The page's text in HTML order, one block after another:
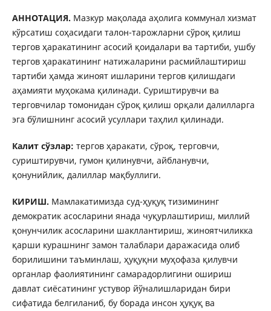
АННОТАЦИЯ. Мазкур мақолада аҳолига коммунал хизмат
кўрсатиш соҳасидаги талон-тарожларни сўроқ қилиш
тергов ҳаракатининг асосий қоидалари ва тартиби, ушбу
тергов ҳаракатининг натижаларини расмийлаштириш
тартиби ҳамда жиноят ишларини тергов қилишдаги
аҳамияти муҳокама қилинади. Суриштирувчи ва
терговчилар томонидан сўроқ қилиш орқали далилларга
эга бўлишнинг асосий усуллари таҳлил қилинади.
Калит сўзлар: тергов ҳаракати, сўроқ, терговчи,
суриштирувчи, гумон қилинувчи, айбланувчи,
қонунийлик, далиллар мақбуллиги.
КИРИШ. Мамлакатимизда суд-ҳуқуқ тизимининг
демократик асосларини янада чуқурлаштириш, миллий
қонунчилик асосларини шакллантириш, жиноятчиликка
қарши курашнинг замон талаблари даражасида олиб
борилишини таъминлаш, ҳуқуқни муҳофаза қилувчи
органлар фаолиятининг самарадорлигини ошириш
давлат сиёсатининг устувор йўналишларидан бири
сифатида белгиланиб, бу борада инсон ҳуқуқ ва